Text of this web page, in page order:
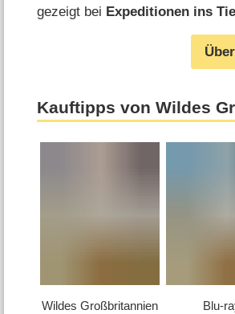
gezeigt bei Expeditionen ins
Kauftipps von Wildes
Wildes Großbritannien
Blu-